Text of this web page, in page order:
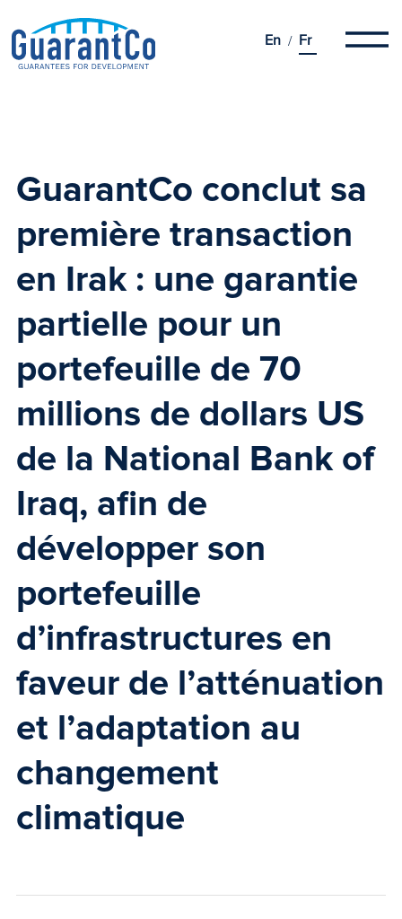
En Fr
GuarantCo conclut sa
première transaction
en Irak : une garantie
partielle pour un
portefeuille de 70
millions de dollars US
de la National Bank of
Iraq, afin de
développer son
portefeuille
d’infrastructures en
faveur de l’atténuation
et l’adaptation au
changement
climatique